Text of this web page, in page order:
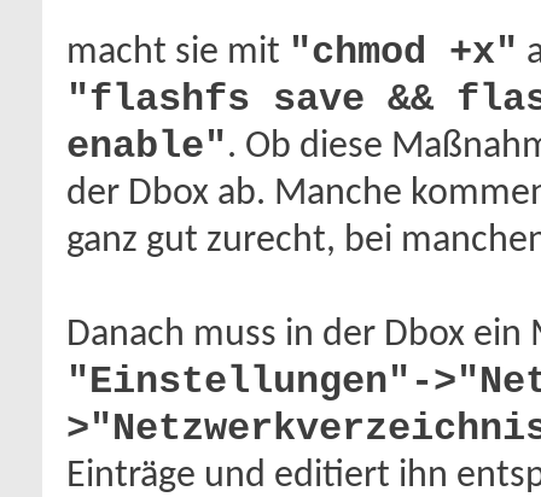
macht sie mit "chmod +x"
"flashfs save &&
enable". Ob diese
der Dbox ab. Manche
ganz gut zurecht, bei
Danach muss in der Dbox
"Einstellungen"-
Einträge und editiert ihn